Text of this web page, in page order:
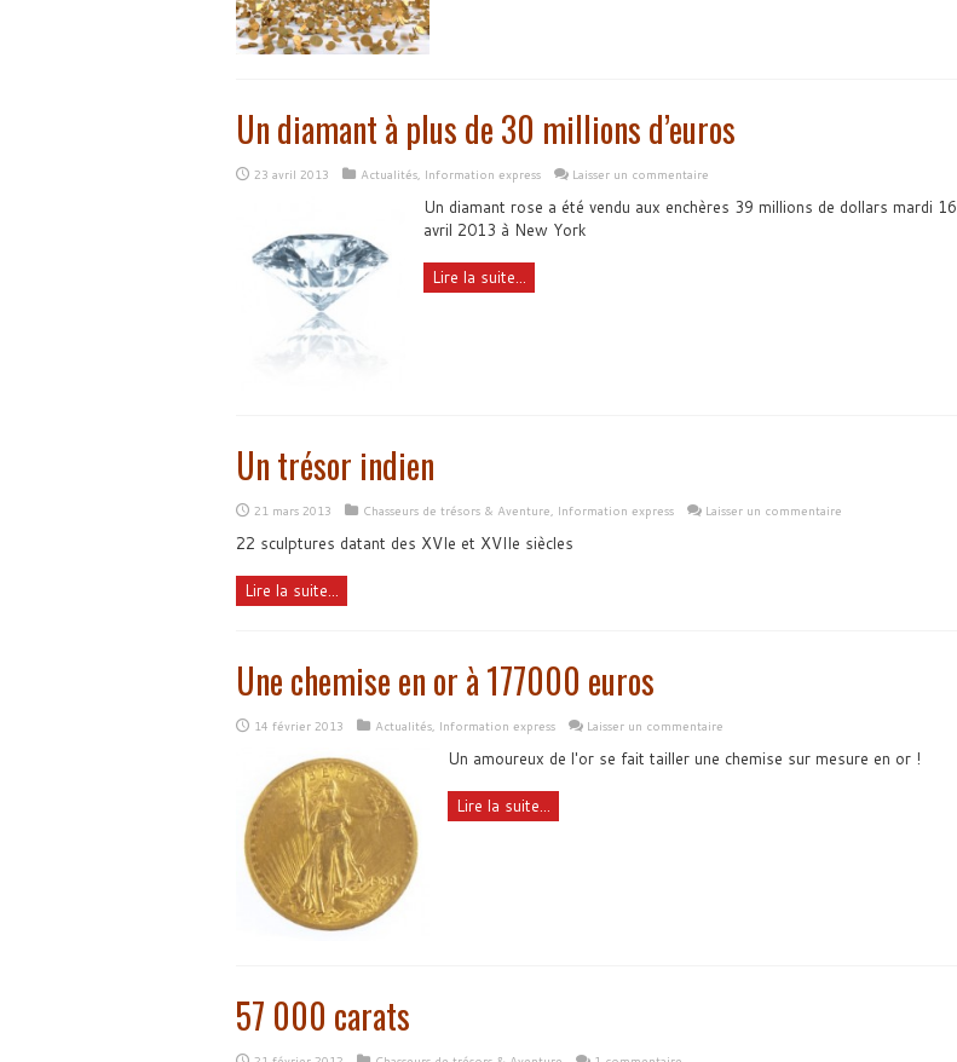
Un diamant à plus de 30 millions d’euros
23 avril 2013 Actualités, Information express Laisser un commentaire
Un diamant rose a été vendu aux enchères 39 millions de dollars mardi 16
avril 2013 à New York
Lire la suite...
Un trésor indien
21 mars 2013 Chasseurs de trésors & Aventure Information express Laisser un commentaire
22 sculptures datant des XVIe et XVIIe siècles
Lire la suite...
Une chemise en or à 177000 euros
14 février 2013 Actualités, Information express Laisser un commentaire
Un amoureux de l'or se fait tailler une chemise sur mesure en or !
Lire la suite...
57 000 carats